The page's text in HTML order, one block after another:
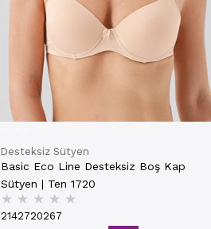
Desteksiz Sütyen
Basic Eco Line Desteksiz Boş Kap
Sütyen | Ten 1720
★ ★ ★ ★ ★
2142720267